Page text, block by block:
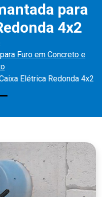
para
4x2
Furo em Concreto e
Elétrica Redonda 4x2